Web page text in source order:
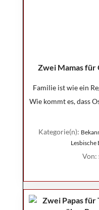
Zwei Mamas für
Familie ist wie ein
Wie kommt es, dass
Kategorie(n):
Lesbische
Von: